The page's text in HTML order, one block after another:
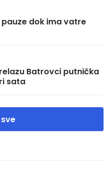
pauze dok ima vatre
Batrovci putnička
sata